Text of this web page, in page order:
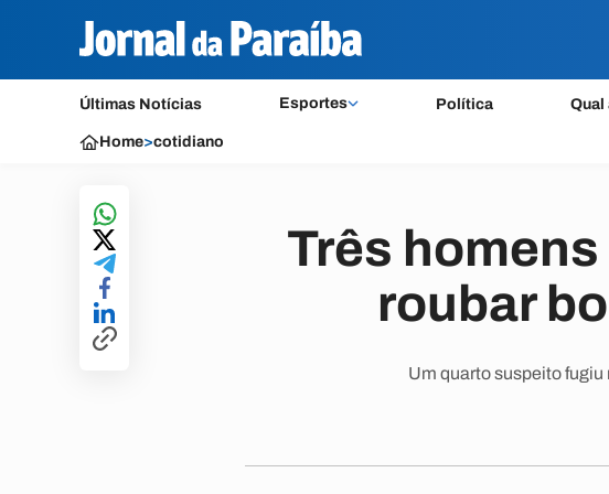
Últimas Notícias Esportes Política Qual
Home>cotidiano
Três
roubar
Um quarto suspeito